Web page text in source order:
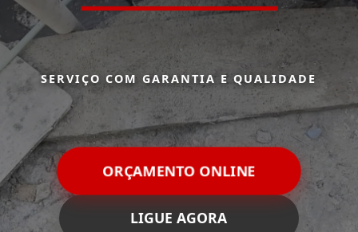
SERVIÇO COM GARANTIA E QUALIDADE
ORÇAMENTO ONLINE
LIGUE AGORA